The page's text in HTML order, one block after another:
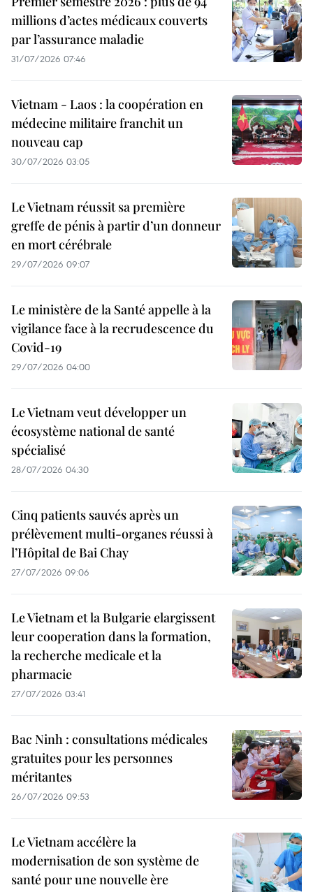
millions d’actes médicaux couverts
par l’assurance maladie
31/07/2026 07:46
Vietnam - Laos : la coopération en
médecine militaire franchit un
nouveau cap
30/07/2026 03:05
Le Vietnam réussit sa première
greffe de pénis à partir d’un donneur
en mort cérébrale
29/07/2026 09:07
Le ministère de la Santé appelle à la
vigilance face à la recrudescence du
Covid-19
29/07/2026 04:00
Le Vietnam veut développer un
écosystème national de santé
spécialisé
28/07/2026 04:30
Cinq patients sauvés après un
prélèvement multi-organes réussi à
l’Hôpital de Bai Chay
27/07/2026 09:06
Le Vietnam et la Bulgarie elargissent
leur cooperation dans la formation,
la recherche medicale et la
pharmacie
27/07/2026 03:41
Bac Ninh : consultations médicales
gratuites pour les personnes
méritantes
26/07/2026 09:53
Le Vietnam accélère la
modernisation de son système de
santé pour une nouvelle ère